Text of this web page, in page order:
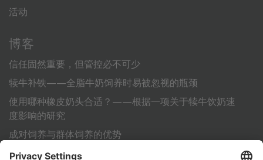
活动
博客
信任固然重要，但管控必不可少
犊牛补铁——全脂牛奶饲养时易被忽视的瓶颈
使用哪种橡皮奶头合适？——根据一项关于犊牛饮奶速
度影响的研究
成对饲养与群体饲养的优势
利用标准化作业流程 (SOP) 为犊牛的成功饲养铺平道路